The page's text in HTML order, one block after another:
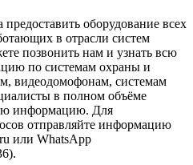
оборудование всех
в отрасли систем
позвонить нам и узнать всю
по системам охраны и
видеодомофонам, системам
в полном объёме
информацию. Для
отправляйте информацию
или WhatsApp